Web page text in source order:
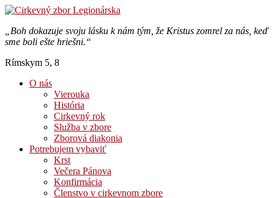
„Boh dokazuje svoju lásku k nám tým, že Kristus zomrel za nás, keď
sme boli ešte hriešni.“
Rímskym 5, 8
O nás
Vierouka
História
Cirkevný rok
Služba v zbore
Zborová diakonia
Potrebujem vybaviť
Krst
Večera Pánova
Konfirmácia
Členstvo v cirkevnom zbore